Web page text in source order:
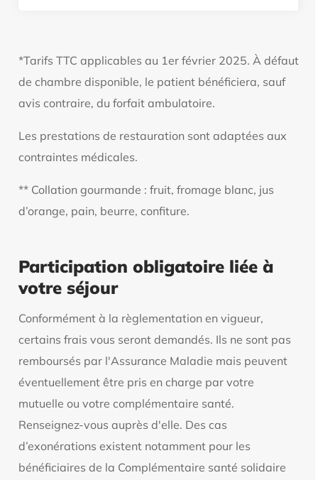
*Tarifs TTC applicables au 1er février 2025. À défaut
de chambre disponible, le patient bénéficiera, sauf
avis contraire, du forfait ambulatoire.
Les prestations de restauration sont adaptées aux
contraintes médicales.
** Collation gourmande : fruit, fromage blanc, jus
d’orange, pain, beurre, confiture.
Participation obligatoire liée à
votre séjour
Conformément à la règlementation en vigueur,
certains frais vous seront demandés. Ils ne sont pas
remboursés par l'Assurance Maladie mais peuvent
éventuellement être pris en charge par votre
mutuelle ou votre complémentaire santé.
Renseignez-vous auprès d'elle. Des cas
d’exonérations existent notamment pour les
bénéficiaires de la Complémentaire santé solidaire